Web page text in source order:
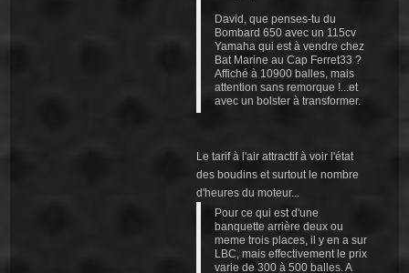
David, que penses-tu du
Bombard 650 avec un 115cv
Yamaha qui est à vendre chez
Bat Marine au Cap Ferret33 ?
Affiché à 10900 balles, mais
attention sans remorque !...et
avec un bolster à transformer.
Le tarif à l'air attractif à voir l'état
des boudins et surtout le nombre
d'heures du moteur...
Pour ce qui est d'une
banquette arrière deux ou
meme trois places, il y en a sur
LBC, mais effectivement le prix
varie de 300 à 500 balles. A